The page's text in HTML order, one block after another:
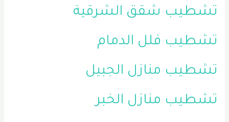
تشطيب شقق الشرقية
تشطيب فلل الدمام
تشطيب منازل الجبيل
تشطيب منازل الخبر